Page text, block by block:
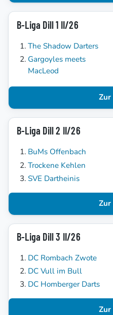
B-Liga Dill 1 II/26
The Shadow Darters
Gargoyles meets
MacLeod
Zur
B-Liga Dill 2 II/26
BuMs Offenbach
Trockene Kehlen
SVE Dartheinis
Zur
B-Liga Dill 3 II/26
DC Rombach Zwote
DC Vull im Bull
DC Homberger Darts
Zur